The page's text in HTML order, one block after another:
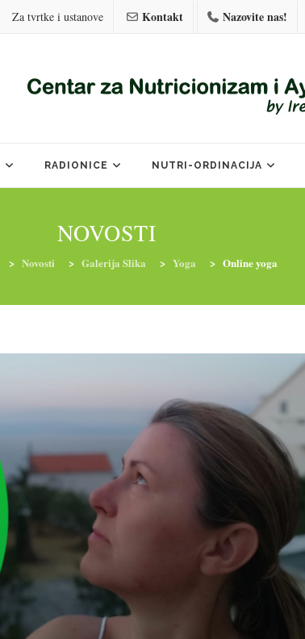
Za tvrtke i ustanove Kontakt Nazovite nas!
RADIONICE NUTRI-ORDINACIJA
NOVOSTI
> Novosti > Galerija Slika > Yoga > Online yoga